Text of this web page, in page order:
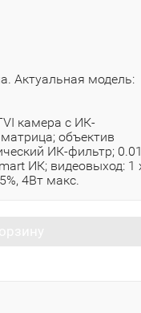
Актуальная модель:
камера с ИК-
объектив
ИК-фильтр;
ИК; видеовыход: 1
4Вт макс.